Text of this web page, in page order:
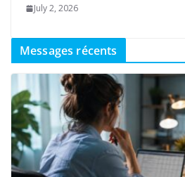
July 2, 2026
Messages récents